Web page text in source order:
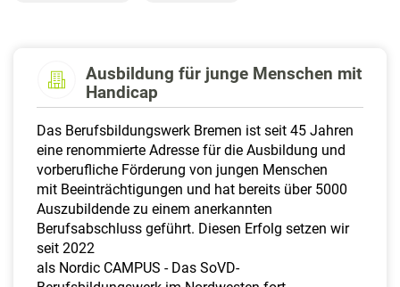
s
h
Ausbildung für junge Menschen mit
Handicap
Das Berufsbildungswerk Bremen ist seit 45 Jahren
eine renommierte Adresse für die Ausbildung und
vorberufliche Förderung von jungen Menschen
mit Beeinträchtigungen und hat bereits über 5000
Auszubildende zu einem anerkannten
Berufsabschluss geführt. Diesen Erfolg setzen wir
seit 2022
als Nordic CAMPUS - Das SoVD-